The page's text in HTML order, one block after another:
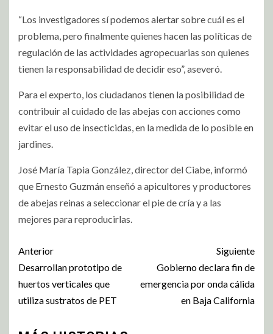
“Los investigadores sí podemos alertar sobre cuál es el
problema, pero finalmente quienes hacen las políticas de
regulación de las actividades agropecuarias son quienes
tienen la responsabilidad de decidir eso”, aseveró.
Para el experto, los ciudadanos tienen la posibilidad de
contribuir al cuidado de las abejas con acciones como
evitar el uso de insecticidas, en la medida de lo posible en
jardines.
José María Tapia González, director del Ciabe, informó
que Ernesto Guzmán enseñó a apicultores y productores
de abejas reinas a seleccionar el pie de cría y a las
mejores para reproducirlas.
Anterior
Desarrollan prototipo de
huertos verticales que
utiliza sustratos de PET
Siguiente
Gobierno declara fin de
emergencia por onda cálida
en Baja California